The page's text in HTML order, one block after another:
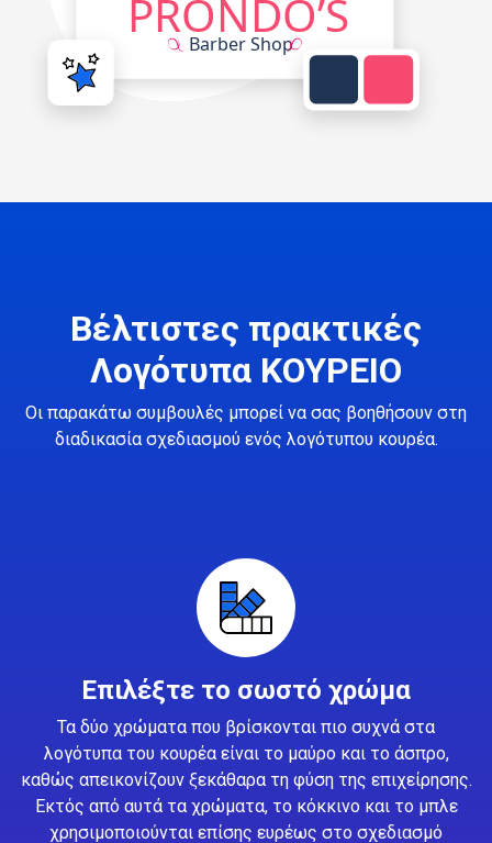
Βέλτιστες πρακτικές
Λογότυπα ΚΟΥΡΕΙΟ
Οι παρακάτω συμβουλές μπορεί να σας βοηθήσουν στη
διαδικασία σχεδιασμού ενός λογότυπου κουρέα.
Επιλέξτε το σωστό χρώμα
Τα δύο χρώματα που βρίσκονται πιο συχνά στα
λογότυπα του κουρέα είναι το μαύρο και το άσπρο,
καθώς απεικονίζουν ξεκάθαρα τη φύση της επιχείρησης.
Εκτός από αυτά τα χρώματα, το κόκκινο και το μπλε
χρησιμοποιούνται επίσης ευρέως στο σχεδιασμό